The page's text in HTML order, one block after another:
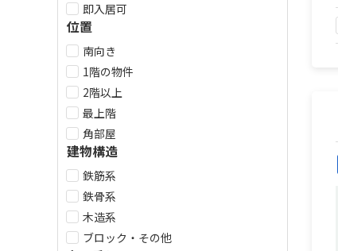
即入居可
位置
南向き
1階の物件
2階以上
最上階
角部屋
建物構造
鉄筋系
鉄骨系
木造系
ブロック・その他